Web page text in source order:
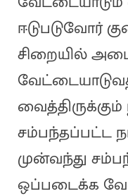
ஈடுபடுவோர்
சிறையில்
சம்பந்தப்பட்ட
முன்வந்து
ஒப்படைக்க